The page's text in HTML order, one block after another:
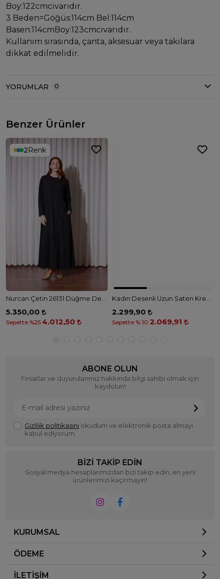
Boy:122cmcivarıdır.
3 Beden=Göğüs:114cm Bel:114cm
Basen:114cmBoy:123cmcivarıdır.
Kullanım sırasında, çanta, aksesuar veya takılara
dikkat edilmelidir.
YORUMLAR 0
Benzer Ürünler
2Renk
5.350,00
Sepette %25 4.012,50
2.299,90
Sepette % 10 2.069,91
ABONE OLUN
Fırsatlar ve duyurularımız hakkında bilgi sahibi olmak için
kaydolun!
Gizlilik politikasını okudum ve elektronik posta almayı
kabul ediyorum.
BIZI TAKIP EDIN
Sosyal medya hesaplarımızdan bizi takip edin, en yeni
ürünlerimizi kaçırmayın!
KURUMSAL
ÖDEME
İLETİŞİM